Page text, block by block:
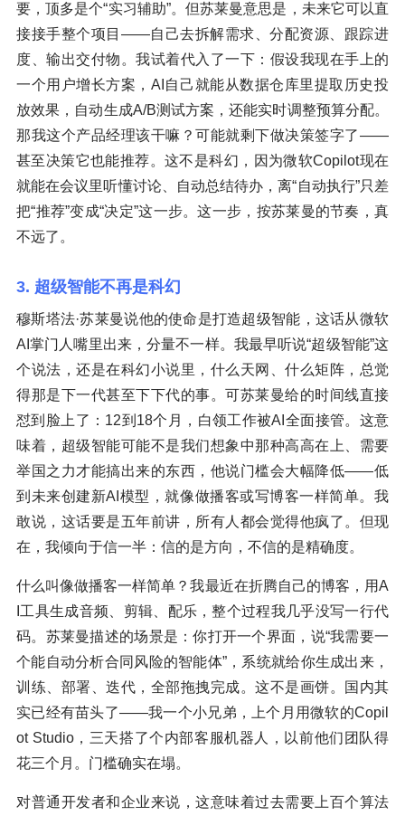
要，顶多是个“实习辅助”。但苏莱曼意思是，未来它可以直
接接手整个项目——自己去拆解需求、分配资源、跟踪进
度、输出交付物。我试着代入了一下：假设我现在手上的
一个用户增长方案，AI自己就能从数据仓库里提取历史投
放效果，自动生成A/B测试方案，还能实时调整预算分配。
那我这个产品经理该干嘛？可能就剩下做决策签字了——
甚至决策它也能推荐。这不是科幻，因为微软Copilot现在
就能在会议里听懂讨论、自动总结待办，离“自动执行”只差
把“推荐”变成“决定”这一步。这一步，按苏莱曼的节奏，真
不远了。
3. 超级智能不再是科幻
穆斯塔法·苏莱曼说他的使命是打造超级智能，这话从微软
AI掌门人嘴里出来，分量不一样。我最早听说“超级智能”这
个说法，还是在科幻小说里，什么天网、什么矩阵，总觉
得那是下一代甚至下下代的事。可苏莱曼给的时间线直接
怼到脸上了：12到18个月，白领工作被AI全面接管。这意
味着，超级智能可能不是我们想象中那种高高在上、需要
举国之力才能搞出来的东西，他说门槛会大幅降低——低
到未来创建新AI模型，就像做播客或写博客一样简单。我
敢说，这话要是五年前讲，所有人都会觉得他疯了。但现
在，我倾向于信一半：信的是方向，不信的是精确度。
什么叫像做播客一样简单？我最近在折腾自己的博客，用A
I工具生成音频、剪辑、配乐，整个过程我几乎没写一行代
码。苏莱曼描述的场景是：你打开一个界面，说“我需要一
个能自动分析合同风险的智能体”，系统就给你生成出来，
训练、部署、迭代，全部拖拽完成。这不是画饼。国内其
实已经有苗头了——我一个小兄弟，上个月用微软的Copil
ot Studio，三天搭了个内部客服机器人，以前他们团队得
花三个月。门槛确实在塌。
对普通开发者和企业来说，这意味着过去需要上百个算法